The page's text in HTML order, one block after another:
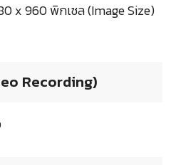
x 960 พิกเซล (Image Size)
Recording)